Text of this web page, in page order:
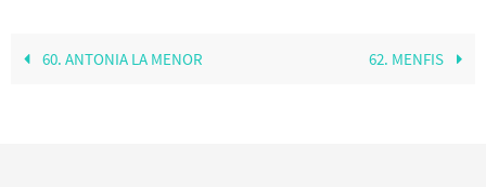
60. ANTONIA LA MENOR 62. MENFIS